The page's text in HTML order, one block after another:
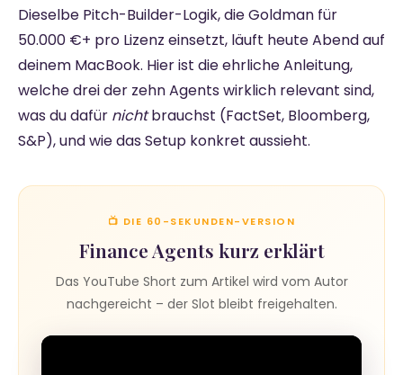
Dieselbe Pitch-Builder-Logik, die Goldman für
50.000 €+ pro Lizenz einsetzt, läuft heute Abend auf
deinem MacBook. Hier ist die ehrliche Anleitung,
welche drei der zehn Agents wirklich relevant sind,
was du dafür nichtbrauchst (FactSet, Bloomberg,
S&P), und wie das Setup konkret aussieht.
📺 DIE 60-SEKUNDEN-VERSION
Finance Agents kurz erklärt
Das YouTube Short zum Artikel wird vom Autor
nachgereicht – der Slot bleibt freigehalten.